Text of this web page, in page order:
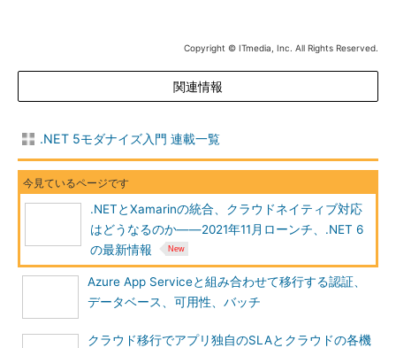
Copyright © ITmedia, Inc. All Rights Reserved.
関連情報
.NET 5モダナイズ入門 連載一覧
.NETとXamarinの統合、クラウドネイティブ対応
はどうなるのか――2021年11月ローンチ、.NET 6
の最新情報
Azure App Serviceと組み合わせて移行する認証、
データベース、可用性、バッチ
クラウド移行でアプリ独自のSLAとクラウドの各機